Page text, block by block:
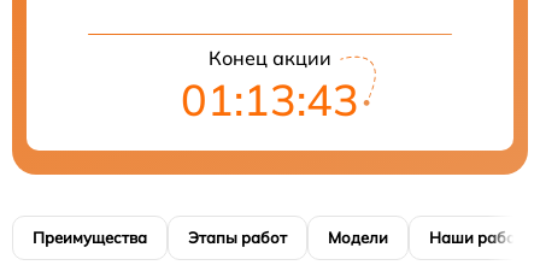
Конец акции
01:13:42
Преимущества Этапы работ Модели Наши работы